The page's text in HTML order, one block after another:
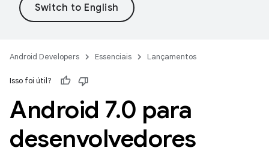
Android Developers Essenciais Lançamentos
Isso foi útil?
Android 7.0 para
desenvolvedores